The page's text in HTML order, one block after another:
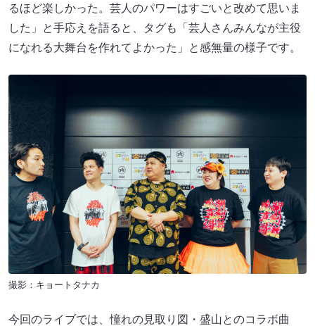
るほど楽しかった。芸人のパワーはすごいと改めて思いま
した」と手応えを語ると、タグも「芸人さんみんなが主役
になれる大舞台を作れてよかった」と感無量の様子です。
撮影：キョートタナカ
今回のライブでは、憧れの見取り図・盛山とのコラボ曲